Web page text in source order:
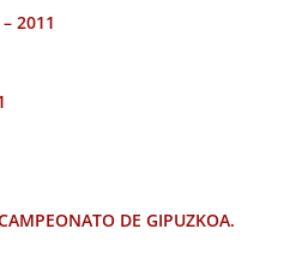
2011
DE GIPUZKOA.